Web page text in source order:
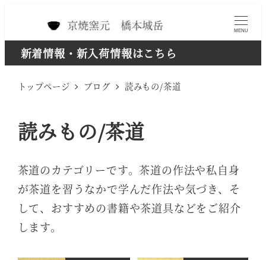
コ
MENU
新着情報・新入荷情報はこちら
トップページ ブログ 読みもの/茶道
読みもの/茶道
茶道のカテゴリーです。茶道の作法や私自身
が茶道を習うなかで学んだ作法や気づき、そ
して、おすすめの書籍や茶道具などをご紹介
します。